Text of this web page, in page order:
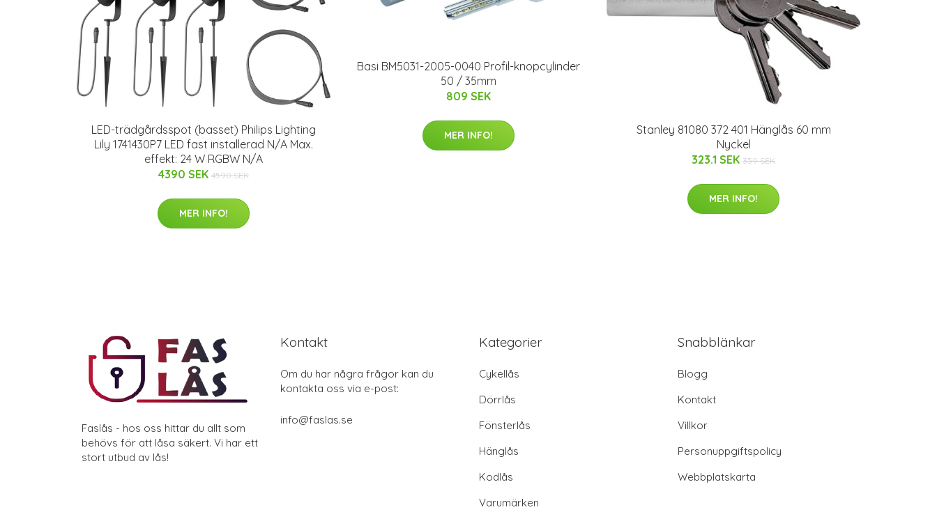
LED-trädgårdsspot (basset) Philips Lighting
Lily 1741430P7 LED fast installerad N/A Max.
effekt: 24 W RGBW N/A
4390 SEK 4590 SEK
MER INFO!
Basi BM5031-2005-0040 Profil-knopcylinder
50 / 35mm
809 SEK
MER INFO!
Stanley 81080 372 401 Hänglås 60 mm
Nyckel
323.1 SEK 359 SEK
MER INFO!
Faslås - hos oss hittar du allt som
behövs för att låsa säkert. Vi har ett
stort utbud av lås!
Kontakt
Om du har några frågor kan du
kontakta oss via e-post:
info@faslas.se
Kategorier
Cykellås
Dörrlås
Fönsterlås
Hänglås
Kodlås
Varumärken
Snabblänkar
Blogg
Kontakt
Villkor
Personuppgiftspolicy
Webbplatskarta